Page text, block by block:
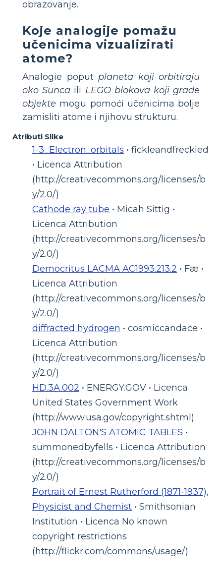
obrazovanje.
Koje analogije pomažu
učenicima vizualizirati
atome?
Analogie poput planeta koji orbitiraju
oko Sunca ili LEGO blokova koji grade
objekte mogu pomoći učenicima bolje
zamisliti atome i njihovu strukturu.
Atributi Slike
1-3_Electron_orbitals • fickleandfreckled
• Licenca Attribution
(http://creativecommons.org/licenses/b
y/2.0/)
Cathode ray tube • Micah Sittig •
Licenca Attribution
(http://creativecommons.org/licenses/b
y/2.0/)
Democritus LACMA AC1993.213.2 • Fæ •
Licenca Attribution
(http://creativecommons.org/licenses/b
y/2.0/)
diffracted hydrogen • cosmiccandace •
Licenca Attribution
(http://creativecommons.org/licenses/b
y/2.0/)
HD.3A.002 • ENERGY.GOV • Licenca
United States Government Work
(http://www.usa.gov/copyright.shtml)
JOHN DALTON'S ATOMIC TABLES •
summonedbyfells • Licenca Attribution
(http://creativecommons.org/licenses/b
y/2.0/)
Portrait of Ernest Rutherford (1871-1937),
Physicist and Chemist • Smithsonian
Institution • Licenca No known
copyright restrictions
(http://flickr.com/commons/usage/)